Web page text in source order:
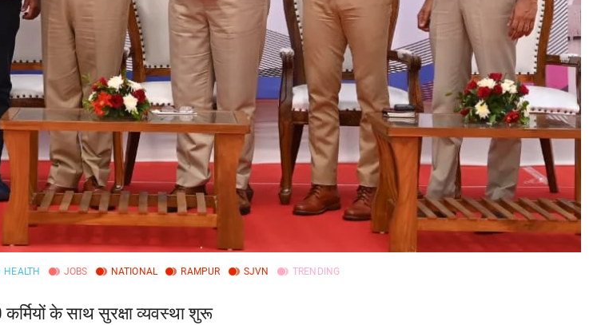
HEALTH JOBS NATIONAL RAMPUR SJVN TRENDING
के साथ सुरक्षा व्यवस्था शुरू